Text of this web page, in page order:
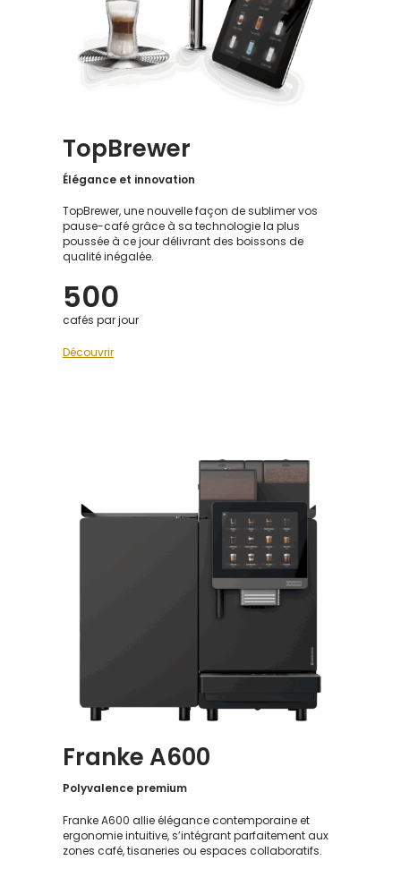
TopBrewer
Élégance et innovation
TopBrewer, une nouvelle façon de sublimer vos
pause-café grâce à sa technologie la plus
poussée à ce jour délivrant des boissons de
qualité inégalée.
500
cafés par jour
Découvrir
Franke A600
Polyvalence premium
Franke A600 allie élégance contemporaine et
ergonomie intuitive, s’intégrant parfaitement aux
zones café, tisaneries ou espaces collaboratifs.